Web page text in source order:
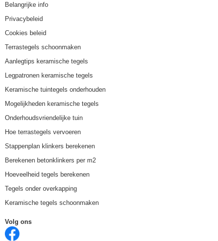
Belangrijke info
Privacybeleid
Cookies beleid
Terrastegels schoonmaken
Aanlegtips keramische tegels
Legpatronen keramische tegels
Keramische tuintegels onderhouden
Mogelijkheden keramische tegels
Onderhoudsvriendelijke tuin
Hoe terrastegels vervoeren
Stappenplan klinkers berekenen
Berekenen betonklinkers per m2
Hoeveelheid tegels berekenen
Tegels onder overkapping
Keramische tegels schoonmaken
Volg ons